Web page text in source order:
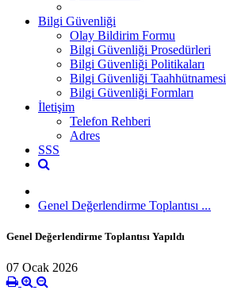
Bilgi Güvenliği
Olay Bildirim Formu
Bilgi Güvenliği Prosedürleri
Bilgi Güvenliği Politikaları
Bilgi Güvenliği Taahhütnamesi
Bilgi Güvenliği Formları
İletişim
Telefon Rehberi
Adres
SSS
Genel Değerlendirme Toplantısı ...
Genel Değerlendirme Toplantısı Yapıldı
07 Ocak 2026